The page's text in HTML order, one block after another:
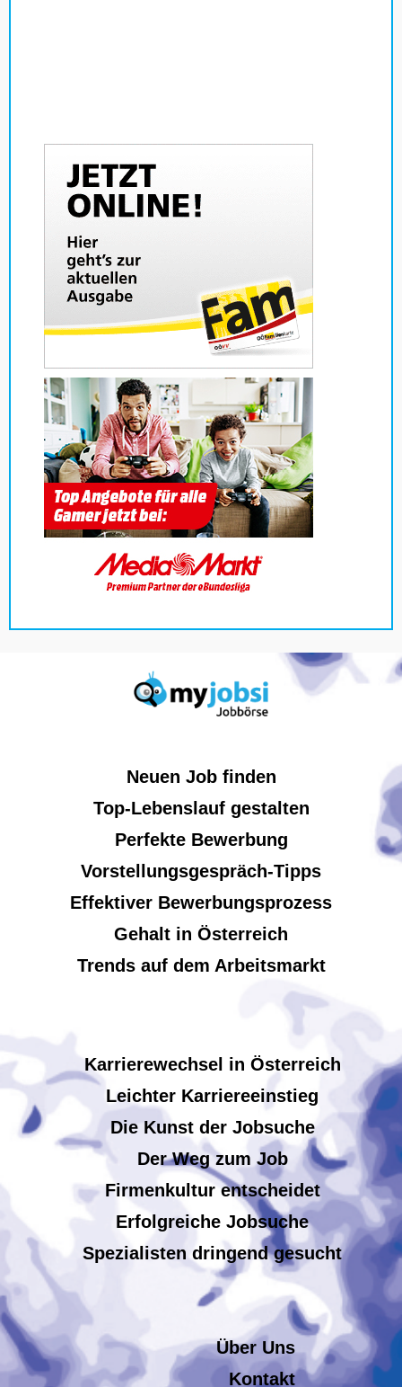
Neuen Job finden
Top-Lebenslauf gestalten
Perfekte Bewerbung
Vorstellungsgespräch-Tipps
Effektiver Bewerbungsprozess
Gehalt in Österreich
Trends auf dem Arbeitsmarkt
Karrierewechsel in Österreich
Leichter Karriereeinstieg
Die Kunst der Jobsuche
Der Weg zum Job
Firmenkultur entscheidet
Erfolgreiche Jobsuche
Spezialisten dringend gesucht
Über Uns
Kontakt